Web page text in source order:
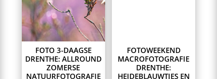
FOTO 3-DAAGSE
DRENTHE: ALLROUND
ZOMERSE
NATUURFOTOGRAFIE
The
options
may
chosen
the
page
FOTOWEEKEND
MACROFOTOGRAFIE
DRENTHE:
HEIDEBLAUWTJES EN